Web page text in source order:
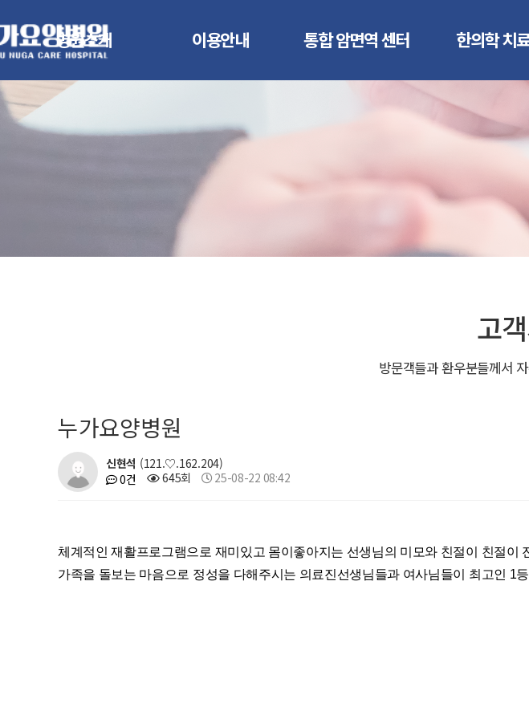
병원소개
광주누가요양병원
이용안내
입/퇴원 안내
둘러보기
비급여 안내
통합 암면역 센터
운동치료
건강면역식이
한의학 치료
자주하시는 질문
병원소식 및 공
고객게시판
고
방문객들과 환우분들께서
누가요양병원
신현석 (121.♡.162.204)
0건
645회 25-08-22 08:42
체계적인 재활프로그램으로 재미있고 몸이좋아지는 선생님의 미모와 친절이 친절이
가족을 돌보는 마음으로 정성을 다해주시는 의료진선생님들과 여사님들이 최고인 1